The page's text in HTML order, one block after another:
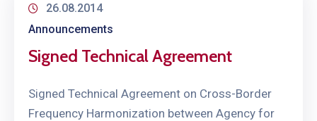
26.08.2014
Announcements
Signed Technical Agreement
Signed Technical Agreement on Cross-Border
Frequency Harmonization between Agency for